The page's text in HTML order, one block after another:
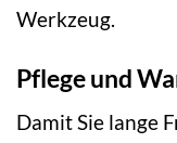
Werkzeug.
Pflege und
Damit Sie lange